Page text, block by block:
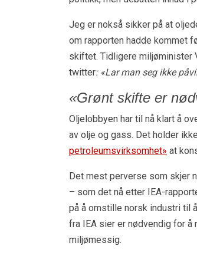
Jeg er nokså sikker på at
om rapporten hadde kommet
skiftet. Tidligere miljøminister
twitter: «Lar man seg ikke
«Grønt skifte er
Oljelobbyen har til nå klart å
av olje og gass. Det holder
petroleumsvirksomhet» at
Det mest perverse som skjer
– som det nå etter IEA-
på å omstille norsk industri til
fra IEA sier er nødvendig for
miljømessig.